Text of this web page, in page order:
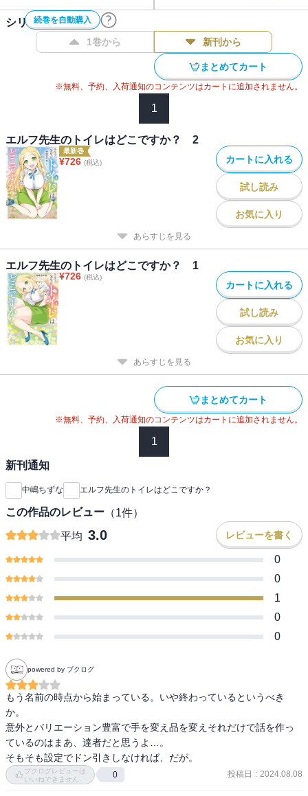
続巻を自動購入
シリーズ作品(2件)
1巻から 新刊から
まとめてカート
※無料、予約、入荷通知のコンテンツはカートに追加されません。
1
エルフ先生のトイレはどこですか？ 2
最新巻
¥726 (税込) カートに入れる
試し読み
お気に入り
あらすじを見る
エルフ先生のトイレはどこですか？ 1
¥726 (税込)
カートに入れる
試し読み
お気に入り
あらすじを見る
まとめてカート
※無料、予約、入荷通知のコンテンツはカートに追加されません。
1
新刊通知
中嶋ちずな エルフ先生のトイレはどこですか？
この作品のレビュー （1件）
平均 3.0 レビューを書く
0
0
1
0
0
powered by ブクログ
もう名前の時点から始まっている。いや終わっているというべき
か。
意外とバリエーション豊富で手を変え品を変えそれだけで話を作っ
ているのはまあ、達者だと思うよ…。
そもそも設定でドン引きしなければ、だが。
ブクログレビューは
いいねできません
0 投稿日 : 2024.08.08